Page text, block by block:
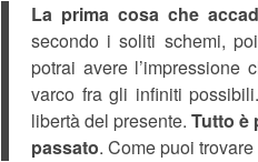
La prima cosa che
secondo i soliti schemi,
potrai avere
varco fra gli infiniti
libertà del presente.Tutto è
passato. Come puoi